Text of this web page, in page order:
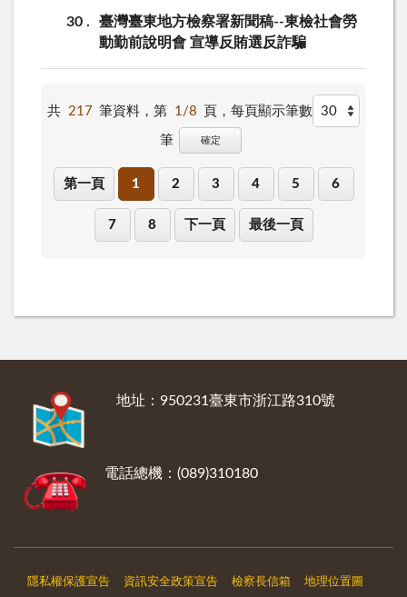
30
臺灣臺東地方檢察署新聞稿--東檢社會勞
動勤前說明會 宣導反賄選反詐騙
共 217 筆資料，第 1/8 頁，每頁顯示筆數
筆 確定
第一頁 1 2 3 4 5 6
7 8 下一頁 最後一頁
地址：950231臺東市浙江路310號
電話總機：(089)310180
隱私權保護宣告 資訊安全政策宣告 檢察長信箱 地理位置圖